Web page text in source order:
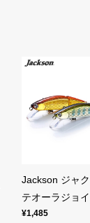
Jackson ジャ
テオーラジョ
¥1,485